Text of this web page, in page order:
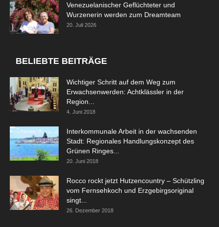
Venezuelanischer Geflüchteter und
Wurzenerin werden zum Dreamteam
20. Juli 2026
BELIEBTE BEITRÄGE
Wichtiger Schritt auf dem Weg zum
Erwachsenwerden: Achtklässler in der
Region...
4. Juni 2018
Interkommunale Arbeit in der wachsenden
Stadt: Regionales Handlungskonzept des
Grünen Ringes...
20. Juni 2018
Rocco rockt jetzt Hutzencountry – Schützling
vom Fernsehkoch und Erzgebirgsoriginal
singt...
26. Dezember 2018